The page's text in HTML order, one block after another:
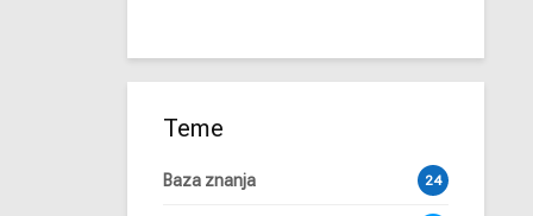
Teme
Baza znanja 24